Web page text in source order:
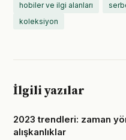
hobiler ve ilgi alanları
koleksiyon
İlgili yazılar
2023 trendleri: zaman
alışkanlıklar